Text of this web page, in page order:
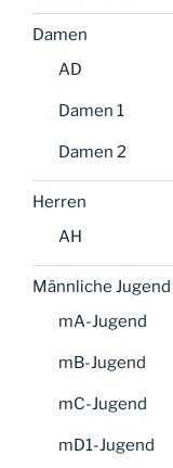
Damen
AD
Damen 1
Damen 2
Herren
AH
Männliche Jugend
mA-Jugend
mB-Jugend
mC-Jugend
mD1-Jugend